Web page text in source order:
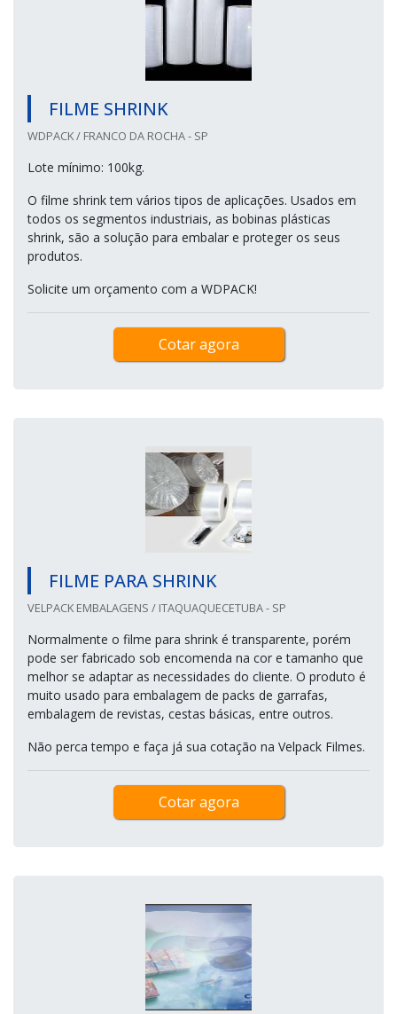
FILME SHRINK
WDPACK / FRANCO DA ROCHA - SP
Lote mínimo: 100kg.
O filme shrink tem vários tipos de aplicações. Usados em
todos os segmentos industriais, as bobinas plásticas
shrink, são a solução para embalar e proteger os seus
produtos.
Solicite um orçamento com a WDPACK!
Cotar agora
FILME PARA SHRINK
VELPACK EMBALAGENS / ITAQUAQUECETUBA - SP
Normalmente o filme para shrink é transparente, porém
pode ser fabricado sob encomenda na cor e tamanho que
melhor se adaptar as necessidades do cliente. O produto é
muito usado para embalagem de packs de garrafas,
embalagem de revistas, cestas básicas, entre outros.
Não perca tempo e faça já sua cotação na Velpack Filmes.
Cotar agora